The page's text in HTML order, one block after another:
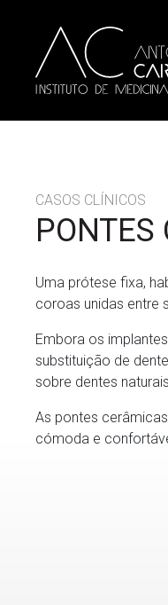
CASOS CLÍNICOS
PONTES
Uma prótese fixa,
coroas unidas entre
Embora os
substituição de
sobre dentes
As pontes
cómoda e